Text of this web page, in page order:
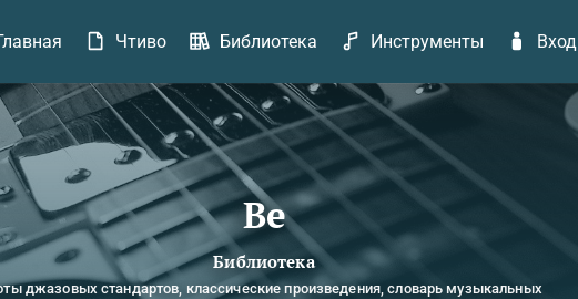
Чтиво Библиотека Инструменты Вход
Be
Библиотека
джазовых стандартов, классические произведения, словарь музыкальных